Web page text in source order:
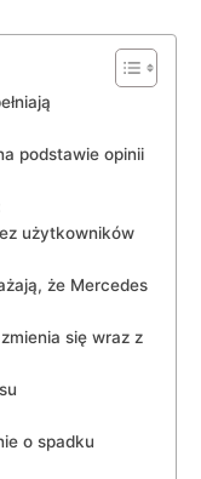
podstawie opinii‌
użytkowników
‍że Mercedes
się wraz z⁢
o spadku